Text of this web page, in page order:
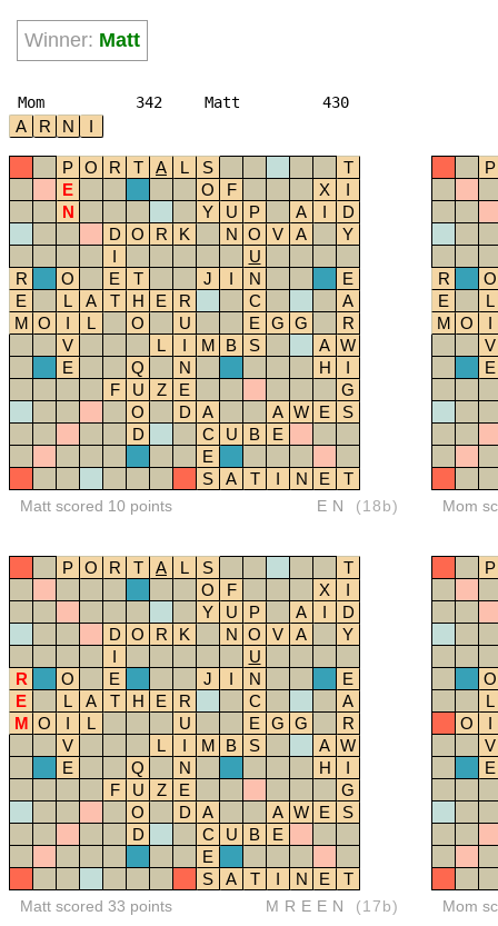
Winner: Matt
Mom 342
A R N I
Matt 430
P O R T A L S
T
E
O F X
I
N
Y U P A I
D
D O R K N O V A
Y
I
U
R
O E T J I N
E
E
L A T H E R C
A
M O I L O U E G G
R
V
L I M B S A W
E
Q N H
I
F
U Z E
G
O
D A A W E
S
D
C U B
E
E
S
A T I N E T
Matt scored 10 points EN (18b)
P
R
O
E
L
M O
I
V
E
Mom
P O R T A L S
T
O
F X
I
Y
U P A I
D
D O R K N O V A
Y
I
U
R
O E J I N
E
E
L A T H E R C
A
M O I L U E G G
R
V
L I M B S A W
E
Q N H
I
F
U Z E
G
O
D A A W E
S
D
C U B
E
E
S
A T I N E T
Matt scored 33 points MREEN (17b)
P
O
L
O
I
V
E
Mom